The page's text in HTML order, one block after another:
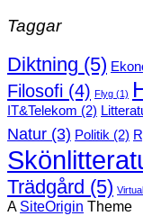
Taggar
Diktning (5)
Filosofi (4) Flyg (1)
IT&Telekom (2)
Natur (3) Politik (2)
Trädgård (5)
A SiteOrigin Theme